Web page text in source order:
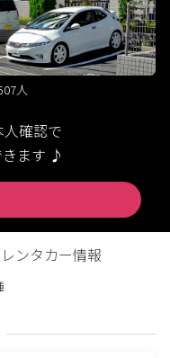
人
確認で
ます ♪
ンタカー情報